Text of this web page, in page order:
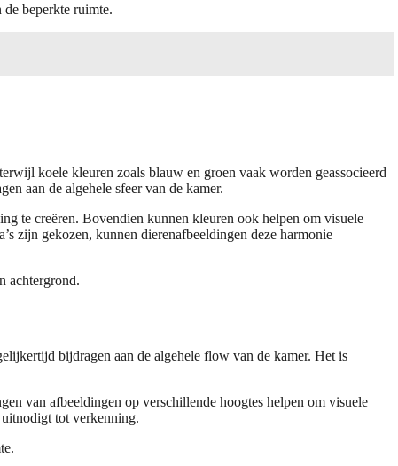
beperkte ruimte.
koele kleuren zoals blauw en groen vaak worden geassocieerd
aan de algehele sfeer van de kamer.
te creëren. Bovendien kunnen kleuren ook helpen om visuele
zijn gekozen, kunnen dierenafbeeldingen deze harmonie
achtergrond.
bijdragen aan de algehele flow van de kamer. Het is
van afbeeldingen op verschillende hoogtes helpen om visuele
uitnodigt tot verkenning.